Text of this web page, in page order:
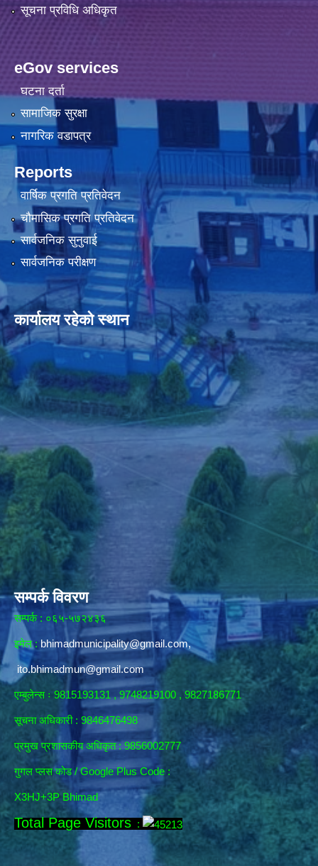
सूचना प्रविधि अधिकृत
eGov services
घटना दर्ता
सामाजिक सुरक्षा
नागरिक वडापत्र
Reports
वार्षिक प्रगति प्रतिवेदन
चौमासिक प्रगति प्रतिवेदन
सार्वजनिक सुनुवाई
सार्वजनिक परीक्षण
कार्यालय रहेको स्थान
सम्पर्क विवरण
सम्पर्क : ०६५-५७२४३६
इमेल : bhimadmunicipality@gmail.com,
ito.bhimadmun@gmail.com
एम्बुलेन्स ः 9815193131 , 9748219100 , 9827186771
सूचना अधिकारी : 9846476498
प्रमुख प्रशासकीय अधिकृत : 9856002777
गुगल प्लस कोड / Google Plus Code :
X3HJ+3P Bhimad
Total Page Visitors :